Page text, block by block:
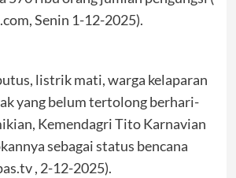
Senin 1-12-2025).
listrik mati, warga kelaparan
yang belum tertolong berhari-
Kemendagri Tito Karnavian
sebagai status bencana
, 2-12-2025).